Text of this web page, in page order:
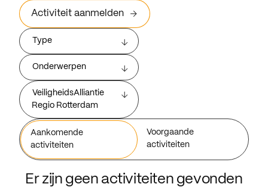
Activiteit aanmelden
Type
Onderwerpen
VeiligheidsAlliantie
Regio Rotterdam
Aankomende
activiteiten
Voorgaande
activiteiten
Er zijn geen activiteiten gevonden